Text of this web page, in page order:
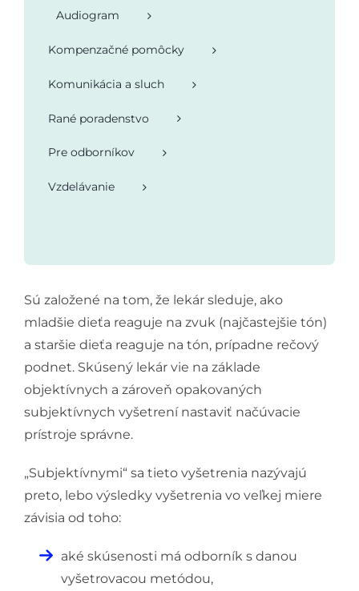
Audiogram
Kompenzačné pomôcky
Komunikácia a sluch
Rané poradenstvo
Pre odborníkov
Vzdelávanie
Sú založené na tom, že lekár sleduje, ako
mladšie dieťa reaguje na zvuk (najčastejšie tón)
a staršie dieťa reaguje na tón, prípadne rečový
podnet. Skúsený lekár vie na základe
objektívnych a zároveň opakovaných
subjektívnych vyšetrení nastaviť načúvacie
prístroje správne.
„Subjektívnymi“ sa tieto vyšetrenia nazývajú
preto, lebo výsledky vyšetrenia vo veľkej miere
závisia od toho:
aké skúsenosti má odborník s danou
vyšetrovacou metódou,